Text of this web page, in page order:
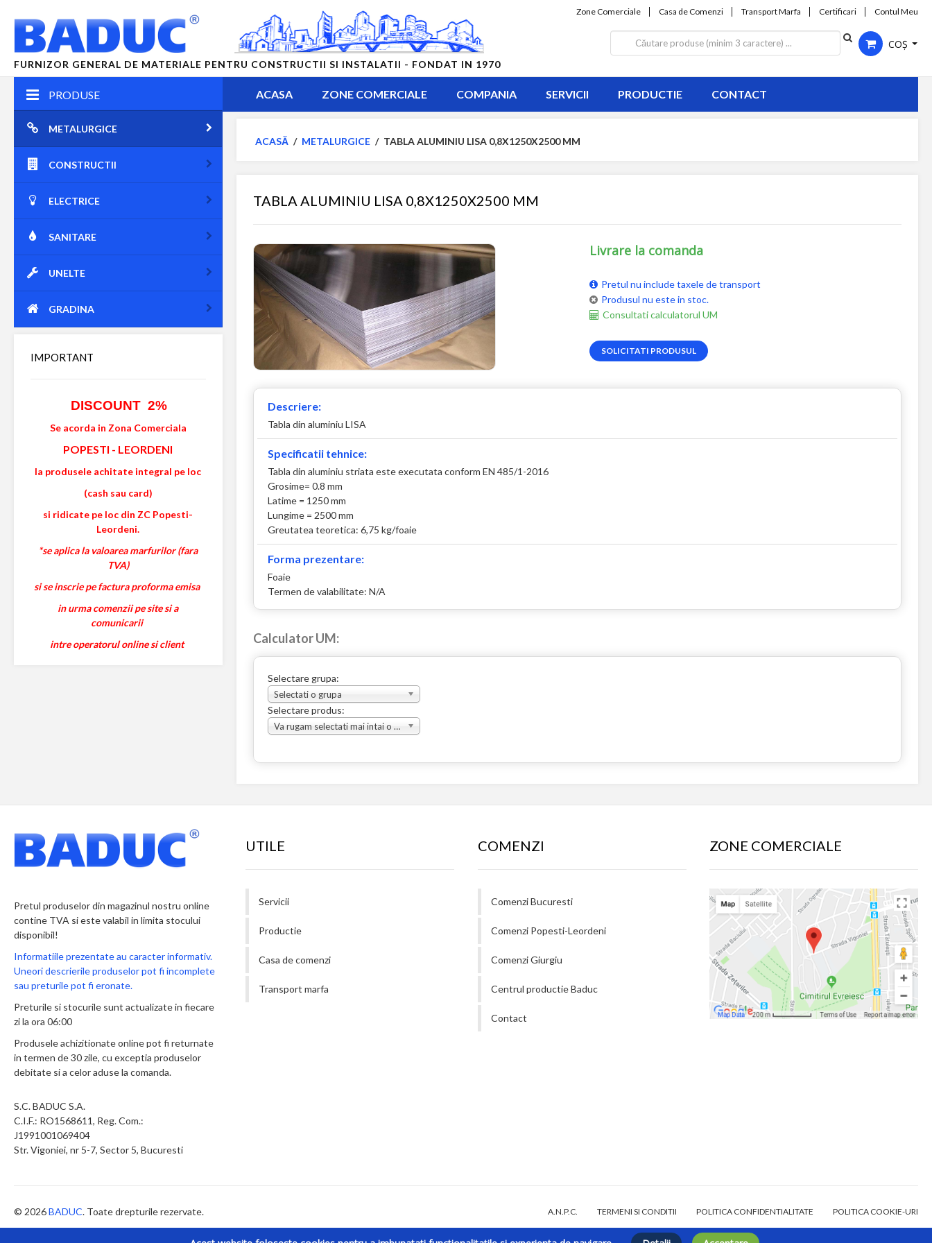
FURNIZOR GENERAL DE MATERIALE PENTRU CONSTRUCTII SI INSTALATII - FONDAT IN 1970
Zone Comerciale Casa de Comenzi Transport Marfa Certificari Contul Meu
COȘ
PRODUSE
METALURGICE
CONSTRUCTII
ELECTRICE
SANITARE
UNELTE
GRADINA
IMPORTANT
DISCOUNT 2%
Se acorda in Zona Comerciala
POPESTI - LEORDENI
la produsele achitate integral pe loc
(cash sau card)
si ridicate pe loc din ZC Popesti-
Leordeni.
*se aplica la valoarea marfurilor (fara
TVA)
si se inscrie pe factura proforma emisa
in urma comenzii pe site si a
comunicarii
intre operatorul online si client
ACASA ZONE COMERCIALE COMPANIA SERVICII PRODUCTIE CONTACT
ACASĂ / METALURGICE / TABLA ALUMINIU LISA 0,8X1250X2500 MM
TABLA ALUMINIU LISA 0,8X1250X2500 MM
Livrare la comanda
Pretul nu include taxele de transport
Produsul nu este in stoc.
Consultati calculatorul UM
SOLICITATI PRODUSUL
Descriere:
Tabla din aluminiu LISA
Specificatii tehnice:
Tabla din aluminiu striata este executata conform EN 485/1-2016
Grosime= 0.8 mm
Latime = 1250 mm
Lungime = 2500 mm
Greutatea teoretica: 6,75 kg/foaie
Forma prezentare:
Foaie
Termen de valabilitate: N/A
Calculator UM:
Selectare grupa:
Selectati o grupa
Selectare produs:
Va rugam selectati mai intai o grupa
Pretul produselor din magazinul nostru online
contine TVA si este valabil in limita stocului
disponibil!
Informatiile prezentate au caracter informativ.
Uneori descrierile produselor pot fi incomplete
sau preturile pot fi eronate.
Preturile si stocurile sunt actualizate in fiecare
zi la ora 06:00
Produsele achizitionate online pot fi returnate
in termen de 30 zile, cu exceptia produselor
debitate si a celor aduse la comanda.
S.C. BADUC S.A.
C.I.F.: RO1568611, Reg. Com.:
J1991001069404
Str. Vigoniei, nr 5-7, Sector 5, Bucuresti
UTILE
Servicii
Productie
Casa de comenzi
Transport marfa
COMENZI
Comenzi Bucuresti
Comenzi Popesti-Leordeni
Comenzi Giurgiu
Centrul productie Baduc
Contact
ZONE COMERCIALE
© 2026BADUC. Toate drepturile rezervate. A.N.P.C. TERMENI SI CONDITII POLITICA CONFIDENTIALITATE POLITICA COOKIE-URI